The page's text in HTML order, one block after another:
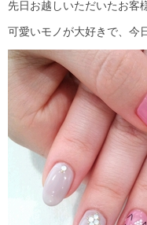
先日お越しいただいたお客
可愛いモノが大好きで、今